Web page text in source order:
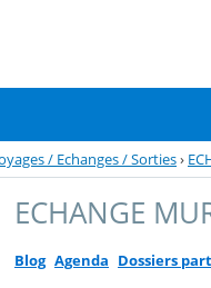
/ Echanges / Sorties›
ECHANGE
Blog Agenda Dossiers